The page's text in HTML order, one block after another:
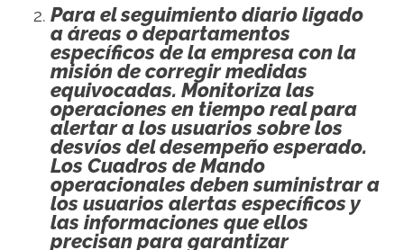
Para el seguimiento diario ligado
a áreas o departamentos
específicos de la empresa con la
misión de corregir medidas
equivocadas. Monitoriza las
operaciones en tiempo real para
alertar a los usuarios sobre los
desvíos del desempeño esperado.
Los Cuadros de Mando
operacionales deben suministrar a
los usuarios alertas específicos y
las informaciones que ellos
precisan para garantizar